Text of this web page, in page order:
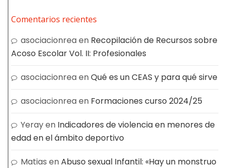
Comentarios recientes
asociacionreaen Recopilación de Recursos sobre
Acoso Escolar Vol. II: Profesionales
asociacionreaenQué es un CEAS y para qué sirve
asociacionreaen Formaciones curso 2024/25
Yerayen Indicadores de violencia en menores de
edad en el ámbito deportivo
Matias enAbuso sexual Infantil: «Hay un monstruo